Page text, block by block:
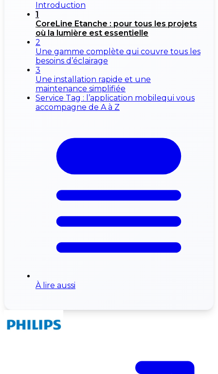
Introduction
1
CoreLine Etanche : pour tous les projets
où la lumière est essentielle
2
Une gamme complète qui couvre tous les
besoins d’éclairage
3
Une installation rapide et une
maintenance simplifiée
Service Tag : l’application mobilequi vous
accompagne de A à Z
À lire aussi